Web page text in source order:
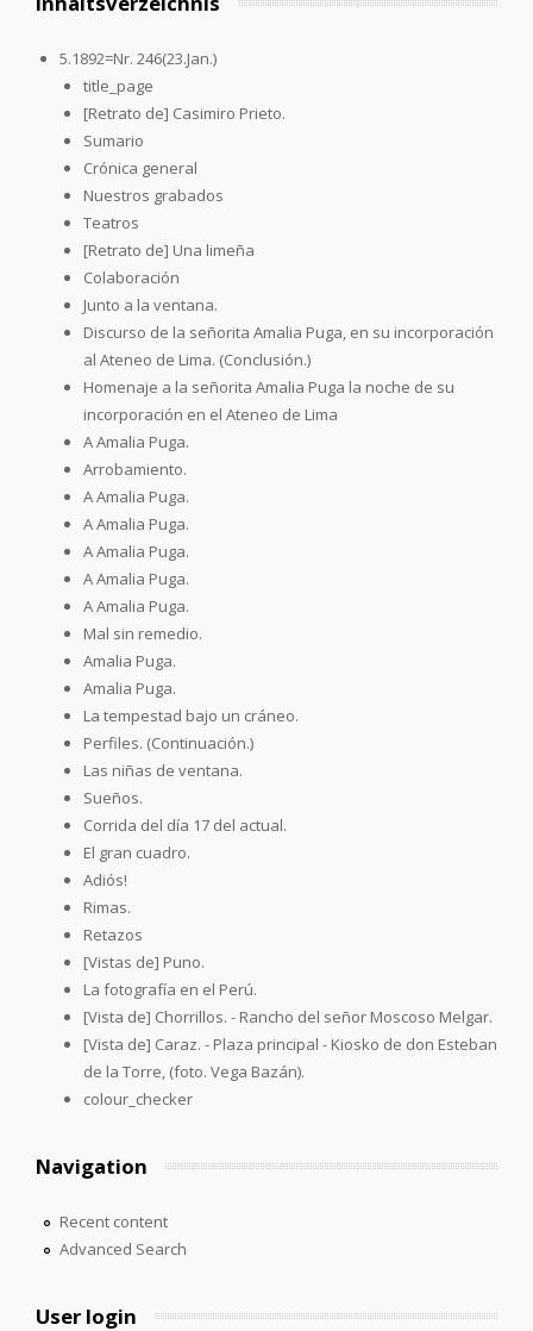
5.1892=Nr. 246(23.Jan.)
title_page
[Retrato de] Casimiro Prieto.
Sumario
Crónica general
Nuestros grabados
Teatros
[Retrato de] Una limeña
Colaboración
Junto a la ventana.
Discurso de la señorita Amalia Puga, en su incorporación
al Ateneo de Lima. (Conclusión.)
Homenaje a la señorita Amalia Puga la noche de su
incorporación en el Ateneo de Lima
A Amalia Puga.
Arrobamiento.
A Amalia Puga.
A Amalia Puga.
A Amalia Puga.
A Amalia Puga.
A Amalia Puga.
Mal sin remedio.
Amalia Puga.
Amalia Puga.
La tempestad bajo un cráneo.
Perfiles. (Continuación.)
Las niñas de ventana.
Sueños.
Corrida del día 17 del actual.
El gran cuadro.
Adiós!
Rimas.
Retazos
[Vistas de] Puno.
La fotografía en el Perú.
[Vista de] Chorrillos. - Rancho del señor Moscoso Melgar.
[Vista de] Caraz. - Plaza principal - Kiosko de don Esteban
de la Torre, (foto. Vega Bazán).
colour_checker
Navigation
Recent content
Advanced Search
User login